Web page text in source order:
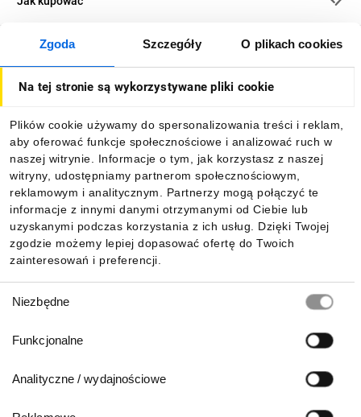
Zgoda Szczegóły O plikach cookies
Na tej stronie są wykorzystywane pliki cookie
Plików cookie używamy do spersonalizowania treści i reklam,
aby oferować funkcje społecznościowe i analizować ruch w
naszej witrynie. Informacje o tym, jak korzystasz z naszej
witryny, udostępniamy partnerom społecznościowym,
reklamowym i analitycznym. Partnerzy mogą połączyć te
informacje z innymi danymi otrzymanymi od Ciebie lub
uzyskanymi podczas korzystania z ich usług. Dzięki Twojej
zgodzie możemy lepiej dopasować ofertę do Twoich
zainteresowań i preferencji.
zgody
Niezbędne
Funkcjonalne
Analityczne / wydajnościowe
O firmie
Informacje
Pobierz naszą aplikację mobilną: